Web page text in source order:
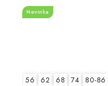
Novinka
56 62 68 74 80-86